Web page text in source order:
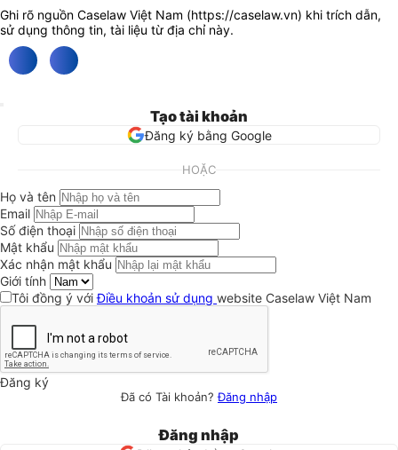
Ghi rõ nguồn Caselaw Việt Nam (https://caselaw.vn) khi trích dẫn,
sử dụng thông tin, tài liệu từ địa chỉ này.
Tạo tài khoản
Đăng ký bằng Google
HOẶC
Họ và tên
Email
Số điện thoại
Mật khẩu
Xác nhận mật khẩu
Giới tính
Tôi đồng ý vớiĐiều khoản sử dụng website Caselaw Việt Nam
Đăng ký
Đã có Tài khoản?Đăng nhập
Đăng nhập